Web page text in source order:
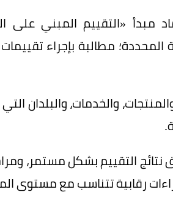
مبدأ «التقييم المبني على
المحددة؛ مطالبة بإجراء
والخدمات، والبلدان
نتائج التقييم بشكل مستمر،
رقابية تتناسب مع مستوى